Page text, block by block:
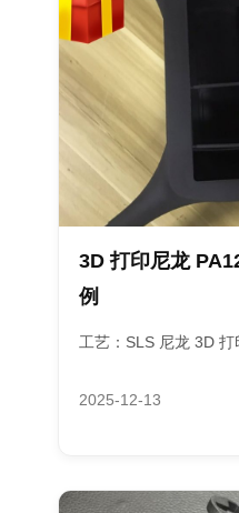
3D 打印尼龙
例
工艺：SLS 尼龙 3D 打
2025-12-13